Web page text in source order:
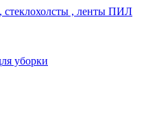
стеклохолсты , ленты ПИЛ
уборки